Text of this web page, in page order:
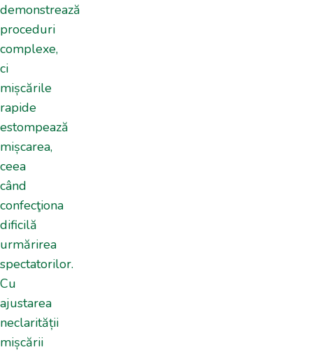
demonstrează
proceduri
complexe,
ci
mișcările
rapide
estompează
mișcarea,
ceea
când
confecţiona
dificilă
urmărirea
spectatorilor.
Cu
ajustarea
neclarității
mișcării